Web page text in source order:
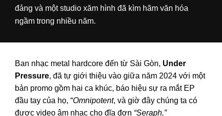
đảng và một studio xăm hình đã kìm hãm văn hóa
ngầm trong nhiều năm.
Ban nhạc metal hardcore đến từ Sài Gòn, Under
Pressure, đã tự giới thiệu vào giữa năm 2024 với một
bản promo gồm hai ca khúc, báo hiệu sự ra mắt EP
đầu tay của họ, “Omnipotent, và giờ đây chúng ta có
được video âm nhạc cho đĩa đơn “Seraph.”